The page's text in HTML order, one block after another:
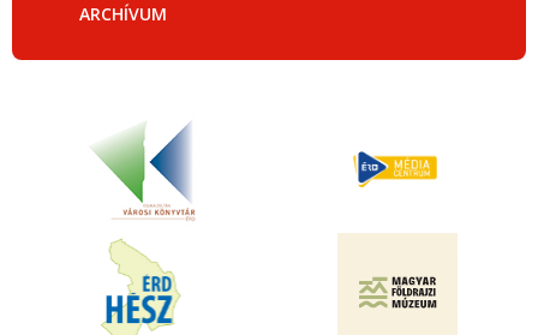
ARCHÍVUM